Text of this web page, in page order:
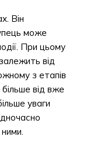
Він
може
При цьому
від
з етапів
від вже
уваги